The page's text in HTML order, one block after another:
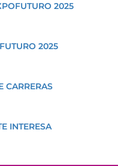
2025
2025
CARRERAS
INTERESA